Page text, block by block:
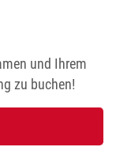
und Ihrem
zu buchen!